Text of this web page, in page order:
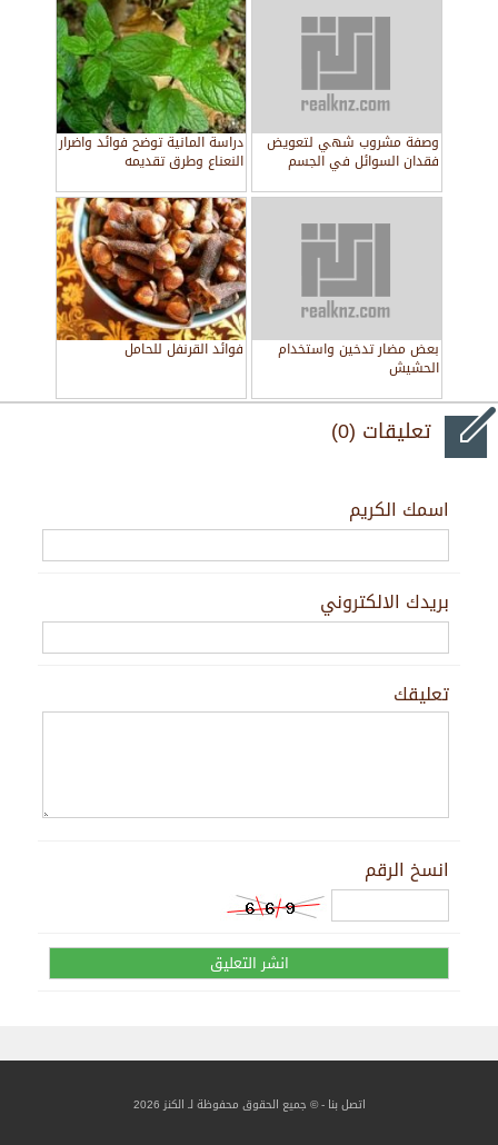
وصفة مشروب شهي لتعويض
فقدان السوائل في الجسم
دراسة المانية توضح فوائد واضرار
النعناع وطرق تقديمه
بعض مضار تدخين واستخدام
الحشيش
فوائد القرنفل للحامل
تعليقات (0)
اسمك الكريم
بريدك الالكتروني
تعليقك
انسخ الرقم
اتصل بنا - © جميع الحقوق محفوظة لـ الكنز 2026